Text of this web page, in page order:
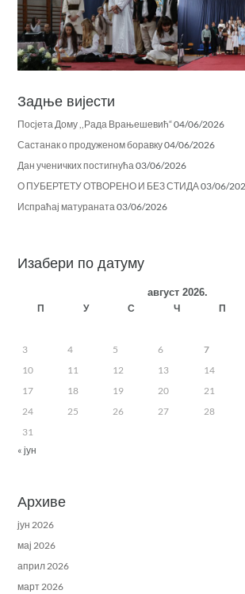
Задње вијести
Посјета Дому ,,Рада Врањешевић“04/06/2026
Састанак о продуженом боравку04/06/2026
Дан ученичких постигнућа 03/06/2026
О ПУБЕРТЕТУ ОТВОРЕНО И БЕЗ СТИДА03/06/
Испраћај матураната 03/06/2026
Изабери по датуму
август 2026.
П
У С Ч П
3
4 5 6 7
10
11 12 13 14
17
18 19 20 21
24
25 26 27 28
31
« јун
Архиве
јун 2026
мај 2026
април 2026
март 2026